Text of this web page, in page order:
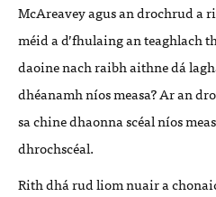
McAreavey agus an drochrud a
méid a d’fhulaing an teaghlach
daoine nach raibh aithne dá
dhéanamh níos measa? Ar an
sa chine dhaonna scéal níos
dhrochscéal.
Rith dhá rud liom nuair a